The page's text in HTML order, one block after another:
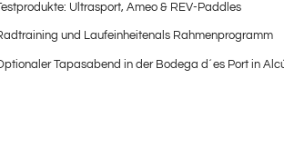
Ultrasport, Ameo & REV-Paddles
und Laufeinheitenals Rahmenprogramm
Tapasabend in der Bodega d´es Port in